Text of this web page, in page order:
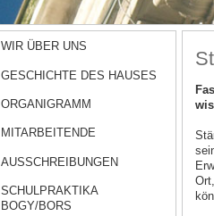
WIR ÜBER UNS
GESCHICHTE DES HAUSES
ORGANIGRAMM
MITARBEITENDE
AUSSCHREIBUNGEN
SCHULPRAKTIKA
BOGY/BORS